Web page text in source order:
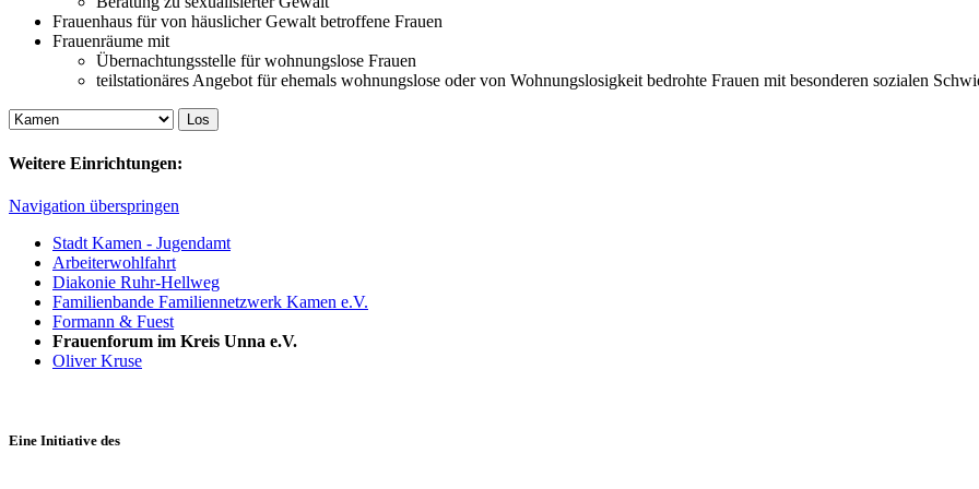
Frauenhaus für von häuslicher Gewalt betroffene Frauen
Frauenräume mit
Übernachtungsstelle für wohnungslose Frauen
teilstationäres Angebot für ehemals wohnungslose oder von Wohnungslosigkeit bedrohte Frauen mit besonderen sozialen
Weitere Einrichtungen:
Navigation überspringen
Stadt Kamen - Jugendamt
Arbeiterwohlfahrt
Diakonie Ruhr-Hellweg
Familienbande Familiennetzwerk Kamen e.V.
Formann & Fuest
Frauenforum im Kreis Unna e.V.
Oliver Kruse
Eine Initiative des